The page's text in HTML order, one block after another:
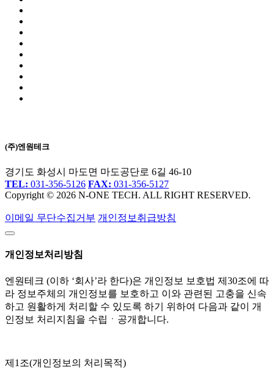
(주)엔원테크
경기도 화성시 마도면 마도공단로 6길 46-10
TEL: 031-356-5126 FAX: 031-356-5127
Copyright © 2026 N-ONE TECH. ALL RIGHT RESERVED.
이메일 무단수집거부 개인정보취급방침
개인정보처리방침
엔원테크 (이하 ‘회사’라 한다)은 개인정보 보호법 제30조에 따
라 정보주체의 개인정보를 보호하고 이와 관련된 고충을 신속
하고 원활하게 처리할 수 있도록 하기 위하여 다음과 같이 개
인정보 처리지침을 수립ㆍ공개합니다.
제1조(개인정보의 처리목적)